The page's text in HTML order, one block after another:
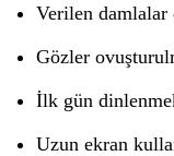
Verilen damlalar
Gözler
İlk gün
Uzun ekran